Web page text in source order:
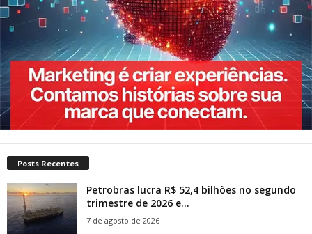
Posts Recentes
Petrobras lucra R$ 52,4 bilhões no segundo
trimestre de 2026 e...
7 de agosto de 2026